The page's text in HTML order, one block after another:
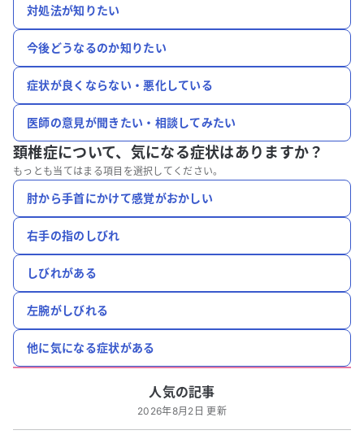
対処法が知りたい
今後どうなるのか知りたい
症状が良くならない・悪化している
医師の意見が聞きたい・相談してみたい
頚椎症について、 気になる症状はありますか？
もっとも当てはまる項目を選択してください。
肘から手首にかけて感覚がおかしい
右手の指のしびれ
しびれがある
左腕がしびれる
他に気になる症状がある
人気の記事
2026年8月2日 更新